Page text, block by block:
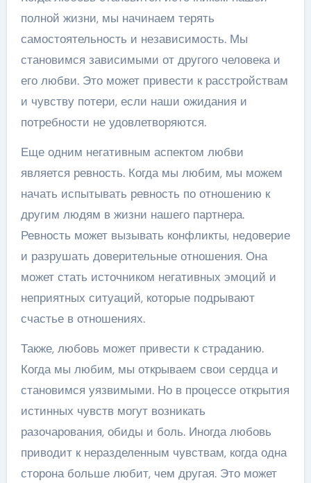
полной жизни, мы начинаем терять
самостоятельность и независимость. Мы
становимся зависимыми от другого человека и
его любви. Это может привести к расстройствам
и чувству потери, если наши ожидания и
потребности не удовлетворяются.
Еще одним негативным аспектом любви
является ревность. Когда мы любим, мы можем
начать испытывать ревность по отношению к
другим людям в жизни нашего партнера.
Ревность может вызывать конфликты, недоверие
и разрушать доверительные отношения. Она
может стать источником негативных эмоций и
неприятных ситуаций, которые подрывают
счастье в отношениях.
Также, любовь может привести к страданию.
Когда мы любим, мы открываем свои сердца и
становимся уязвимыми. Но в процессе открытия
истинных чувств могут возникать
разочарования, обиды и боль. Иногда любовь
приводит к неразделенным чувствам, когда одна
сторона больше любит, чем другая. Это может